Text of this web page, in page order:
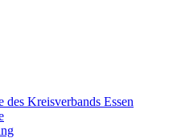
des Kreisverbands Essen